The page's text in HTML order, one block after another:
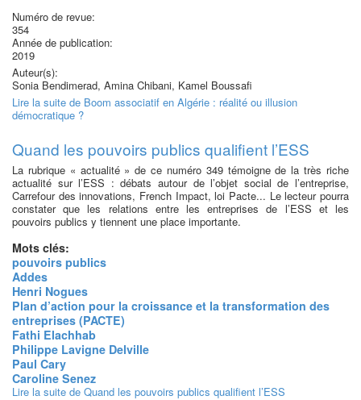
Numéro de revue:
354
Année de publication:
2019
Auteur(s):
Sonia Bendimerad, Amina Chibani, Kamel Boussafi
Lire la suite de Boom associatif en Algérie : réalité ou illusion
démocratique ?
Quand les pouvoirs publics qualifient l’ESS
La rubrique « actualité » de ce numéro 349 témoigne de la très riche
actualité sur l’ESS : débats autour de l’objet social de l’entreprise,
Carrefour des innovations, French Impact, loi Pacte... Le lecteur pourra
constater que les relations entre les entreprises de l’ESS et les
pouvoirs publics y tiennent une place importante.
Mots clés:
pouvoirs publics
Addes
Henri Nogues
Plan d’action pour la croissance et la transformation des
entreprises (PACTE)
Fathi Elachhab
Philippe Lavigne Delville
Paul Cary
Caroline Senez
Lire la suite de Quand les pouvoirs publics qualifient l’ESS